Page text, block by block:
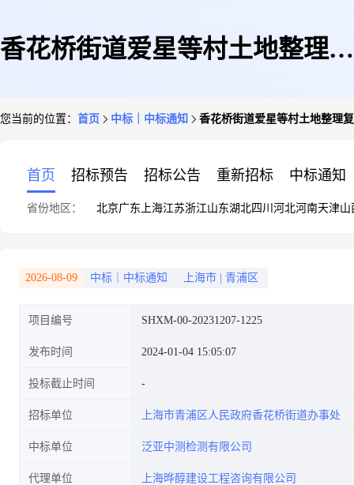
香花桥街道爱星等村土地整理复
您当前的位置： 首页 中标｜中标通知 香花桥街道爱星等村土地整理
首页 招标预告 招标公告 重新招标 中标通知
省份地区： 北京广东 上海江苏浙江山东湖北四川 河北河南天津山
2026-08-09 中标｜中标通知 上海市 青浦区
项目编号 SHXM-00-20231207-1225
发布时间 2024-01-04 15:05:07
投标截止时间
招标单位 上海市青浦区人民政府香花桥街道办事处
中标单位 泛亚中测检测有限公司
代理单位 上海晔醇建设工程咨询有限公司